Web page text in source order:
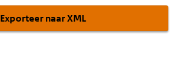
Exporteer naar XML